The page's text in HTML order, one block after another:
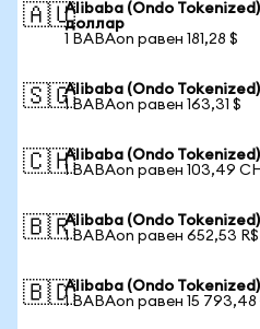
🇦🇺Alibaba (Ondo
доллар
1 BABAon равен 181,28 $
🇸🇬Alibaba (Ondo
1 BABAon равен 163,31 $
🇨🇭Alibaba (Ondo
1 BABAon равен 103,49
🇧🇷Alibaba (Ondo
1 BABAon равен 652,53 R$
🇧🇩Alibaba (Ondo
1 BABAon равен 15 793,48